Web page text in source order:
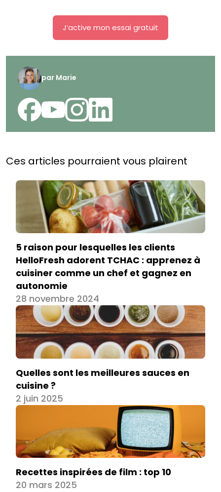
J’active mon essai gratuit
par Marie
Ces articles pourraient vous plairent
5 raison pour lesquelles les clients
HelloFresh adorent TCHAC : apprenez à
cuisiner comme un chef et gagnez en
autonomie
28 novembre 2024
Quelles sont les meilleures sauces en
cuisine ?
2 juin 2025
Recettes inspirées de film : top 10
20 mars 2025